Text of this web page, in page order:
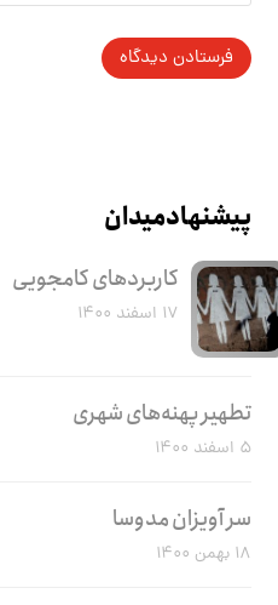
پیشنهاد میدان
کاربرد‌های کامجویی
۱۷ اسفند ۱۴۰۰
تطهیر پهنه‌های شهری
۵ اسفند ۱۴۰۰
سر آویزان مدوسا
۱۸ بهمن ۱۴۰۰